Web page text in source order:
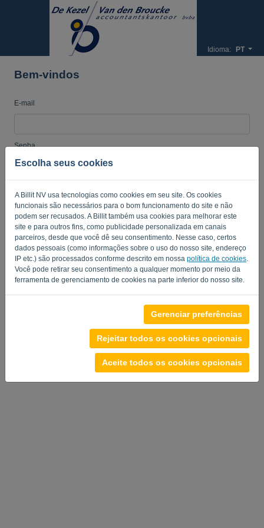
Escolha seus cookies
A Billit NV usa tecnologias como cookies em seu site. Os cookies
funcionais são necessários para o bom funcionamento do site e não
podem ser recusados. A Billit também usa cookies para melhorar este
site e para outros fins, como publicidade personalizada em canais
parceiros, desde que você dê seu consentimento. Nesse caso, certos
dados pessoais (como informações sobre o uso do nosso site, endereço
IP etc.) são processados conforme descrito em nossa política de cookies
Você pode retirar seu consentimento a qualquer momento por meio da
ferramenta de gerenciamento de cookies na parte inferior do nosso site.
Gerenciar preferências
Rejeitar todos os cookies opcionais
Aceite todos os cookies opcionais
Idioma: PT
Bem-vindos
E-mail
Senha
Lembre-me Senha esquecida?
ENTRAR
Termos e condições